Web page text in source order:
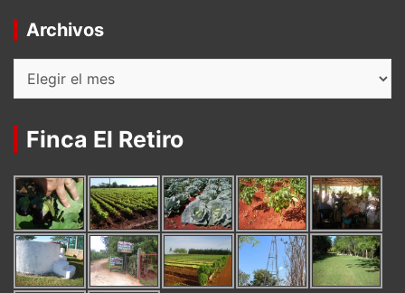
Archivos
Archivos
Finca El Retiro